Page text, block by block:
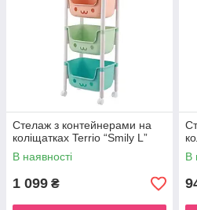
Стелаж з контейнерами на
коліщатках Terrio “Smily L”
В наявності
1 099 ₴
В